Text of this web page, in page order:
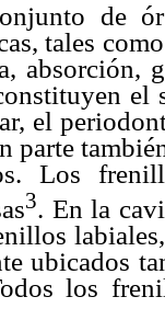
de
tales
absorción,
el
el
parte
Los
3. En la
ubicados
los